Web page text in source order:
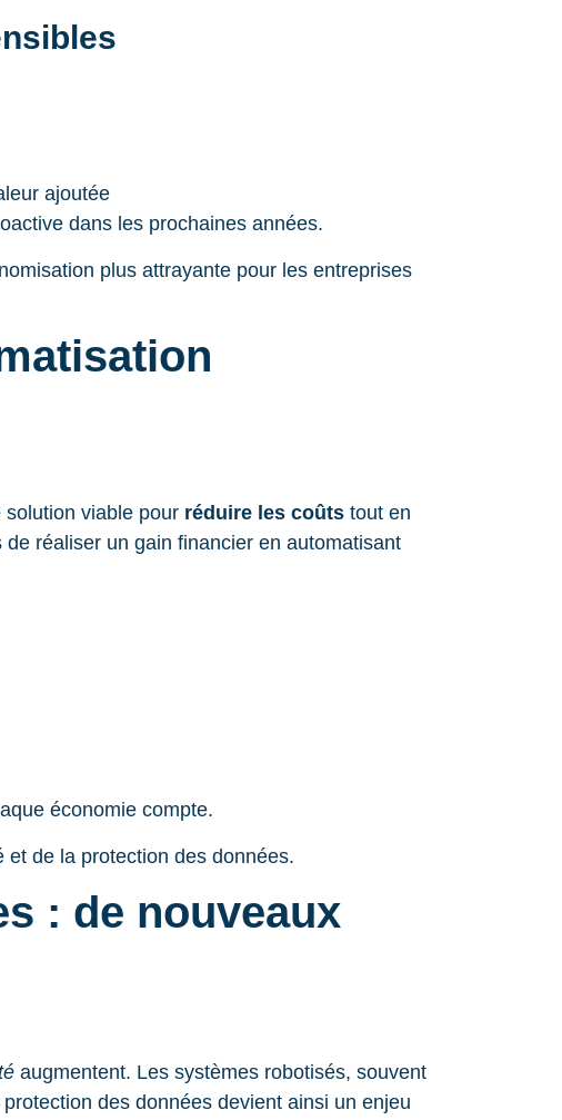
ajoutée
dans les prochaines années.
plus attrayante pour les entreprises
solution viable pour réduire les coûts tout en
réaliser un gain financier en automatisant
économie compte.
de la protection des données.
: de nouveaux
augmentent. Les systèmes robotisés, souvent
des données devient ainsi un enjeu